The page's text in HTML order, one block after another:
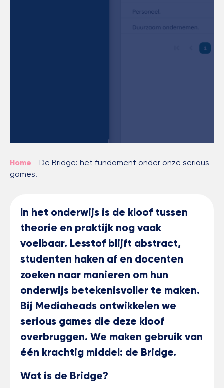
Home
De Bridge: het fundament onder onze serious
games.
In het onderwijs is de kloof tussen
theorie en praktijk nog vaak
voelbaar. Lesstof blijft abstract,
studenten haken af en docenten
zoeken naar manieren om hun
onderwijs betekenisvoller te maken.
Bij Mediaheads ontwikkelen we
serious games die deze kloof
overbruggen. We maken gebruik van
één krachtig middel: de Bridge.
Wat is de Bridge?